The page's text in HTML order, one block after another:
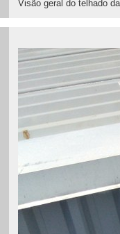
Visão geral do telhado